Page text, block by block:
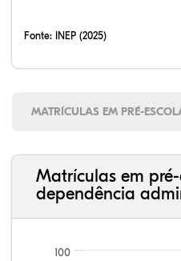
Fonte: INEP (2025)
MATRÍCULAS EM PRÉ-
Matrículas em
dependência
100